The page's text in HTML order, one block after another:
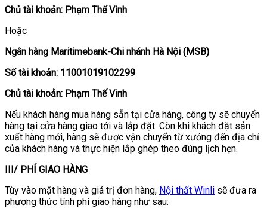
Chủ tài khoản: Phạm Thế Vinh
Hoặc
Ngân hàng Maritimebank-Chi nhánh Hà Nội (MSB)
Số tài khoản: 11001019102299
Chủ tài khoản: Phạm Thế Vinh
Nếu khách hàng mua hàng sẵn tại cửa hàng, công ty sẽ chuyển
hàng tại cửa hàng giao tới và lắp đặt. Còn khi khách đặt sản
xuất hàng mới, hàng sẽ được vận chuyển từ xưởng đến địa chỉ
của khách hàng và thực hiện lắp ghép theo đúng lịch hẹn.
III/ PHÍ GIAO HÀNG
Tùy vào mặt hàng và giá trị đơn hàng, Nội thất Winli sẽ đưa ra
phương thức tính phí giao hàng như sau: